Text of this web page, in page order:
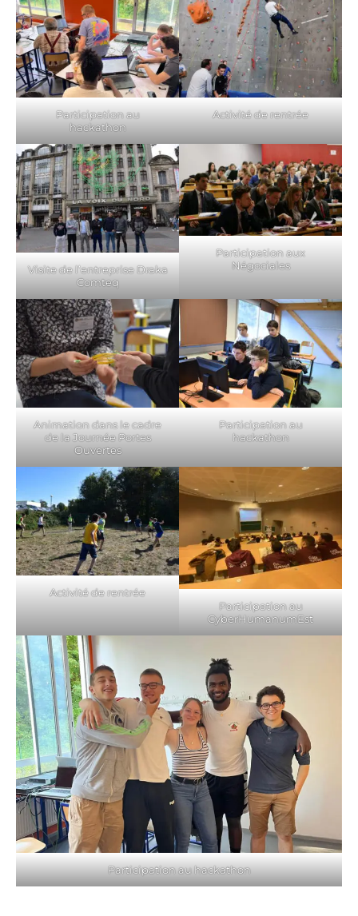
Participation au
hackathon
Activité de rentrée
Visite de l’entreprise Draka
Comteq
Participation aux
Négociales
Animation dans le cadre
de la Journée Portes
Ouvertes
Participation au
hackathon
Activité de rentrée
Participation au
CyberHumanumEst
Participation au hackathon